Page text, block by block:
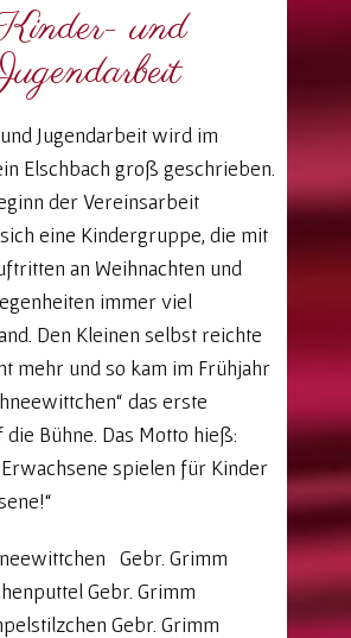
und
Jugendarbeit wird im
Elschbach groß geschrieben.
der Vereinsarbeit
eine Kindergruppe, die mit
an Weihnachten und
immer viel
Den Kleinen selbst reichte
mehr und so kam im Frühjahr
das erste
die Bühne. Das Motto hieß:
spielen für Kinder
Gebr. Grimm
Gebr. Grimm
Gebr. Grimm